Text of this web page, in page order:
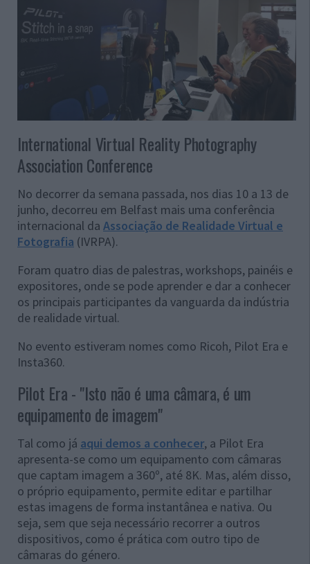
International Virtual Reality Photography
Association Conference
No decorrer da semana passada, nos dias 10 a 13 de
junho, decorreu em Belfast mais uma conferência
internacional da Associação de Realidade Virtual e
Fotografia (IVRPA).
Foram quatro dias de palestras, workshops, painéis e
expositores, onde se pode aprender e dar a conhecer
os principais participantes da vanguarda da indústria
de realidade virtual.
No evento estiveram nomes como Ricoh, Pilot Era e
Insta360.
Pilot Era - "Isto não é uma câmara, é um
equipamento de imagem"
Tal como já aqui demos a conhecer, a Pilot Era
apresenta-se como um equipamento com câmaras
que captam imagem a 360º, até 8K. Mas, além disso,
o próprio equipamento, permite editar e partilhar
estas imagens de forma instantânea e nativa. Ou
seja, sem que seja necessário recorrer a outros
dispositivos, como é prática com outro tipo de
câmaras do género.